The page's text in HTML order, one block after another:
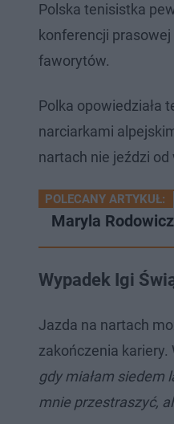
Polska tenisistka
konferencji
faworytów.
Polka opowiedziała
narciarkami
nartach nie jeździ od
POLECANY ARTYKUŁ:
Maryla
Wypadek Igi
Jazda na nartach
zakończenia kariery.
gdy miałam siedem
mnie przestraszyć,